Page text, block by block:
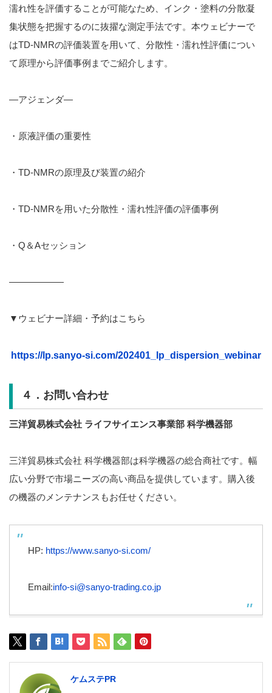
濡れ性を評価することが可能なため、インク・塗料の分散凝
集状態を把握するのに抜擢な測定手法です。本ウェビナーで
はTD-NMRの評価装置を用いて、分散性・濡れ性評価につい
て原理から評価事例までご紹介します。
—アジェンダ—
・原液評価の重要性
・TD-NMRの原理及び装置の紹介
・TD-NMRを用いた分散性・濡れ性評価の評価事例
・Q＆Aセッション
——————
▼ウェビナー詳細・予約はこちら
https://lp.sanyo-si.com/202401_lp_dispersion_webinar
４．お問い合わせ
三洋貿易株式会社 ライフサイエンス事業部 科学機器部
三洋貿易株式会社 科学機器部は科学機器の総合商社です。幅
広い分野で市場ニーズの高い商品を提供しています。購入後
の機器のメンテナンスもお任せください。
HP: https://www.sanyo-si.com/
Email:info-si@sanyo-trading.co.jp
ケムステPR